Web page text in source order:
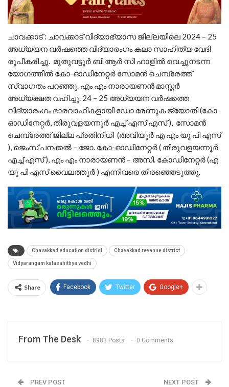
ചാവക്കാട് : ചാവക്കാട് വിദ്യാഭ്യാസ ജില്ലയിലെ 2024 – 25
അധ്യയന വർഷത്തെ വിദ്യാരംഗം കലാ സാഹിത്യ വേദി
രൂപീകരിച്ചു. മുതുവട്ടൂർ ബി ആർ സി ഹാളിൽ വെച്ചുനടന്ന
യോഗത്തിൽ കോ-ഓഡിനേറ്റർ സോമൻ ചെമ്പ്രേത്ത്
സ്വാഗതം പറഞ്ഞു. എം എം നാരായണൻ മാസ്റ്റർ
അധ്യക്ഷത വഹിച്ചു. 24 – 25 അധ്യയന വർഷത്തെ
വിദ്യാരംഗം ഭാരവാഹികളായി ഡോ രേണുക ജ്യോതി (കോ-
ഓഡിനേറ്റർ, തിരുവളയന്നൂർ എച്ച് എസ് എസ് ), സോമൻ
ചെമ്പ്രേത്ത് ജില്ല പ്രതിനിധി (അവിയൂർ എ എം യു പി എസ്
), ജെംസ് പനക്കൽ – ജോ. കോ-ഓഡിനേറ്റർ ( തിരുവളയന്നൂർ
എച്ച് എസ് ), എം എം നാരായണൻ – അസി. കോഡിനേറ്റർ (എ
യു പി എസ് വൈലത്തൂർ ) എന്നിവരെ തിരഞ്ഞെടുത്തു.
Chavakkad education district Chavakkad revanue district
Vidyarangam kalasahithya vedhi
Share Facebook Twitter Google+
From The Desk 8983 Posts 0 Comments
PREV POST NEXT POST